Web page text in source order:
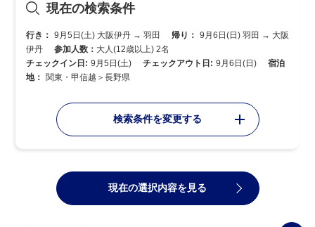
現在の検索条件
行き： 9月5日(土) 大阪伊丹 → 羽田 帰り： 9月6日(日) 羽田 → 大阪
伊丹
参加人数： 大人(12歳以上) 2名
チェックイン日: 9月5日(土) チェックアウト日: 9月6日(日)
宿泊
地：
関東・甲信越＞長野県
検索条件を変更する
現在の選択内容を見る